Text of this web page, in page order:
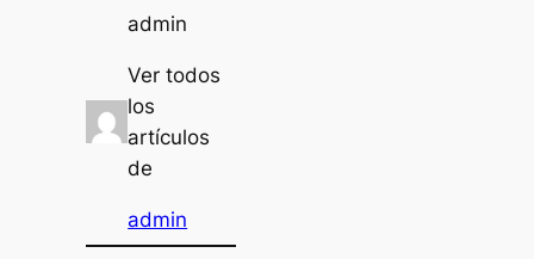
admin
Ver todos
los
artículos
de
admin